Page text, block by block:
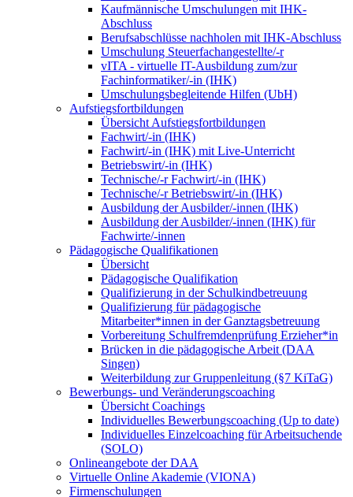
Kaufmännische Umschulungen mit IHK-
Abschluss
Berufsabschlüsse nachholen mit IHK-Abschluss
Umschulung Steuerfachangestellte/-r
vITA - virtuelle IT-Ausbildung zum/zur
Fachinformatiker/-in (IHK)
Umschulungsbegleitende Hilfen (UbH)
Aufstiegsfortbildungen
Übersicht Aufstiegsfortbildungen
Fachwirt/-in (IHK)
Fachwirt/-in (IHK) mit Live-Unterricht
Betriebswirt/-in (IHK)
Technische/-r Fachwirt/-in (IHK)
Technische/-r Betriebswirt/-in (IHK)
Ausbildung der Ausbilder/-innen (IHK)
Ausbildung der Ausbilder/-innen (IHK) für
Fachwirte/-innen
Pädagogische Qualifikationen
Übersicht
Pädagogische Qualifikation
Qualifizierung in der Schulkindbetreuung
Qualifizierung für pädagogische
Mitarbeiter*innen in der Ganztagsbetreuung
Vorbereitung Schulfremdenprüfung Erzieher*in
Brücken in die pädagogische Arbeit (DAA
Singen)
Weiterbildung zur Gruppenleitung (§7 KiTaG)
Bewerbungs- und Veränderungscoaching
Übersicht Coachings
Individuelles Bewerbungscoaching (Up to date)
Individuelles Einzelcoaching für Arbeitsuchende
(SOLO)
Onlineangebote der DAA
Virtuelle Online Akademie (VIONA)
Firmenschulungen